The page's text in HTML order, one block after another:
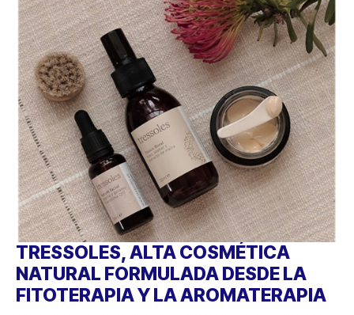
TRESSOLES, ALTA COSMÉTICA
NATURAL FORMULADA DESDE LA
FITOTERAPIA Y LA AROMATERAPIA